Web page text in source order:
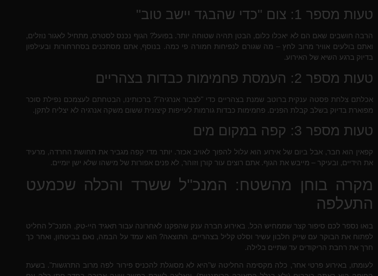
טעות מספר 1: צום "כדי שהבגד יישב טוב"
הרבה חושבים שאם הם לא יאכלו כלום, הבטן תהיה שטוחה יותר. בפועל? הגוף נכנס לסטרס, מתחיל לאגור נוזלים,
ואתם בולעים אוויר מרוב לחץ – מה שגורם לנפיחות חמורה פי כמה. בנוסף, אתם מסתכנים בסחרחורות ובעילפון
בדיוק ברגע השיא של האירוע.
טעות מספר 2: העמסת פחמימות כבדות בצהריים
אכלתם צלחת פסטה ענקית ברוטב שמנת בצהריים כדי "לצבור אנרגיה"? ברכותינו, הבטחתם לעצמכם נפילת סוכר
מפוארת בדיוק בשלב קבלת הפנים. פחמימות כבדות גורמות לעייפות קיצונית ששום משקה אנרגיה לא יצליח לתקן.
טעות מספר 3: קפה במקום מים
קפאין הוא חבר, אבל ביום של אירוע הוא עלול להפוך לאויב אכזר. יותר מדי קפה מגביר את תחושת החרדה, מרעיד
את הידיים, ובעיקר – מייבש את הגוף. אתם רוצים עור קורן וזוהר, לא פנים אפורות של מישהו שלא ישן יומיים.
מקרה בוחן מהשטח: המנכ"ל ששרד והכלה שכמעט
התעלפה
בואו נספר לכם סיפור קצר שממחיש הכל. באירוע חברה ענק שהפקנו לאחרונה עבור תאגיד היי-טק, המנכ"ל החליט
לפתוח את הבוקר עם שייק חלבון עשיר וסלט קליל בצהריים. התוצאה? הוא עמד על הבמה, נאם בביטחון, ואחר כך
חרך את רחבת הריקודים עד שתיים בלילה.
לעומתו, באירוע פרטי אחר, כלה מקסימה החליטה ש"היא לא מסוגלת להכניס פירור לפה מרוב התרגשות". בשעת